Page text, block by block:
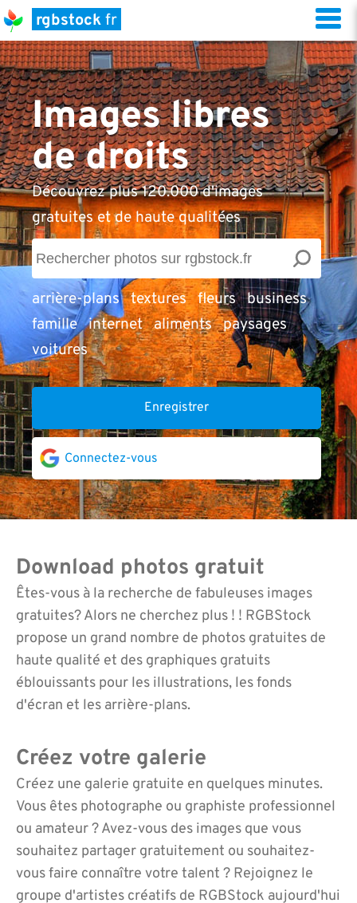
rgbstockfr
Images libres
de droits
Découvrez plus 120.000 d'images
gratuites et de haute qualitées
arrière-plans textures fleurs business
famille internet aliments paysages
voitures
Enregistrer
Connectez-vous
Download photos gratuit
Êtes-vous à la recherche de fabuleuses images
gratuites? Alors ne cherchez plus ! ! RGBStock
propose un grand nombre de photos gratuites de
haute qualité et des graphiques gratuits
éblouissants pour les illustrations, les fonds
d'écran et les arrière-plans.
Créez votre galerie
Créez une galerie gratuite en quelques minutes.
Vous êtes photographe ou graphiste professionnel
ou amateur ? Avez-vous des images que vous
souhaitez partager gratuitement ou souhaitez-
vous faire connaître votre talent ? Rejoignez le
groupe d'artistes créatifs de RGBStock aujourd'hui